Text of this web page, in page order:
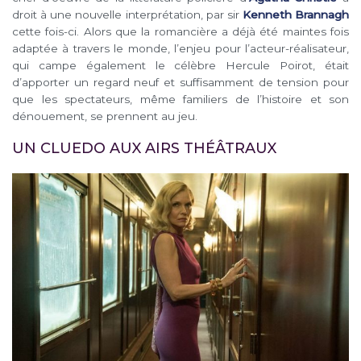
droit à une nouvelle interprétation, par sir Kenneth Brannagh
cette fois-ci. Alors que la romancière a déjà été maintes fois
adaptée à travers le monde, l’enjeu pour l’acteur-réalisateur,
qui campe également le célèbre Hercule Poirot, était
d’apporter un regard neuf et suffisamment de tension pour
que les spectateurs, même familiers de l’histoire et son
dénouement, se prennent au jeu.
UN CLUEDO AUX AIRS THÉÂTRAUX